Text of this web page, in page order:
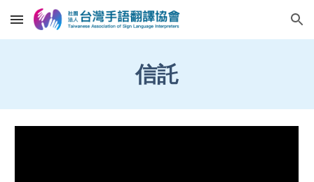
Skip to main content Skip to navigation
信託